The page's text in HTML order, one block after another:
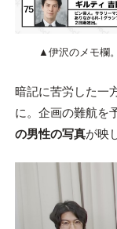
▲伊沢のメモ欄
暗記に苦労した一
に。企画の難航を
の男性の写真が映